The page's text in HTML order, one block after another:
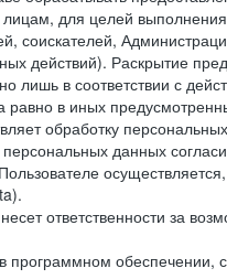
для целей
соискателей,
действий). Раскрытие
лишь в соответствии с
равно в иных
обработку
данных
ответственности за
программном